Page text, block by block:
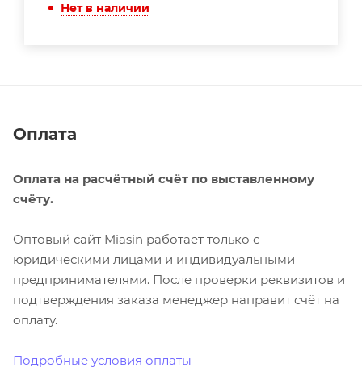
Нет в наличии
Оплата
Оплата на расчётный счёт по выставленному
счёту.
Оптовый сайт Miasin работает только с
юридическими лицами и индивидуальными
предпринимателями. После проверки реквизитов и
подтверждения заказа менеджер направит счёт на
оплату.
Подробные условия оплаты